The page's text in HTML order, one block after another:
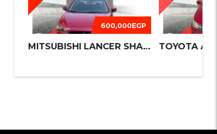
600,000EGP
MITSUBISHI LANCER SHARK 2016 TOYOTA